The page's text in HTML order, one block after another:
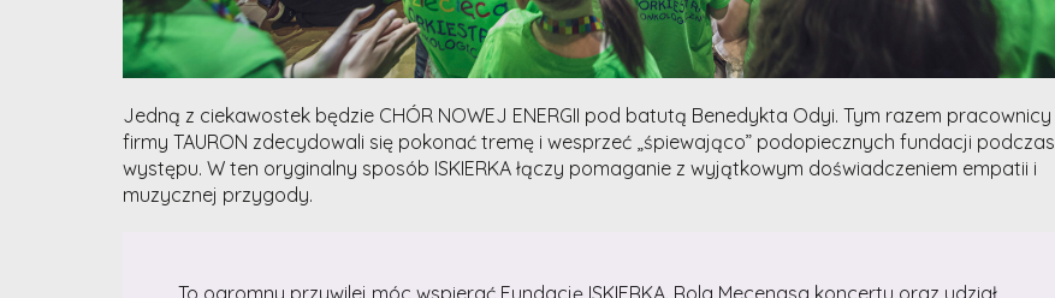
Jedną z ciekawostek będzie CHÓR NOWEJ ENERGII pod batutą Benedykta Odyi. Tym razem pracownicy
firmy TAURON zdecydowali się pokonać tremę i wesprzeć „śpiewająco” podopiecznych fundacji podczas
występu. W ten oryginalny sposób ISKIERKA łączy pomaganie z wyjątkowym doświadczeniem empatii i
muzycznej przygody.
„To ogromny przywilej móc wspierać Fundację ISKIERKA. Rola Mecenasa koncertu oraz udział